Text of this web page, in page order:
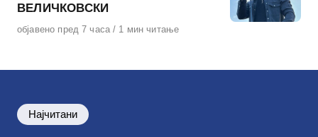
ВЕЛИЧКОВСКИ
Објавено
објавено пред 7 часа 1 мин читање
Најчитани